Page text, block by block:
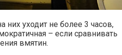
уходит не более 3 часов,
– если сравнивать
вмятин.